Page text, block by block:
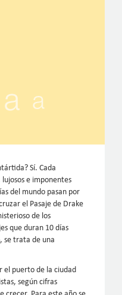
Sí. Cada
e imponentes
del mundo pasan por
el Pasaje de Drake
de los
que duran 10 días
se trata de una
el puerto de la ciudad
según cifras